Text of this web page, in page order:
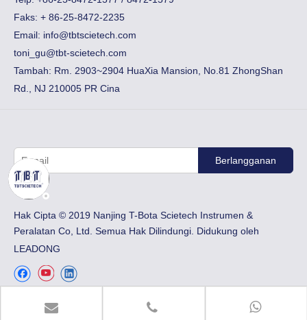
Faks: ​+ 86-25-8472-2235
Email: info@tbtscietech.com
toni_gu@tbt-scietech.com
Tambah: Rm. 2903~2904 HuaXia Mansion, No.81 ZhongShan
Rd., NJ 210005 PR Cina
Berlangganan
Hak Cipta © 2019 Nanjing T-Bota Scietech Instrumen &
Peralatan Co, Ltd. Semua Hak Dilindungi. Didukung oleh
LEADONG